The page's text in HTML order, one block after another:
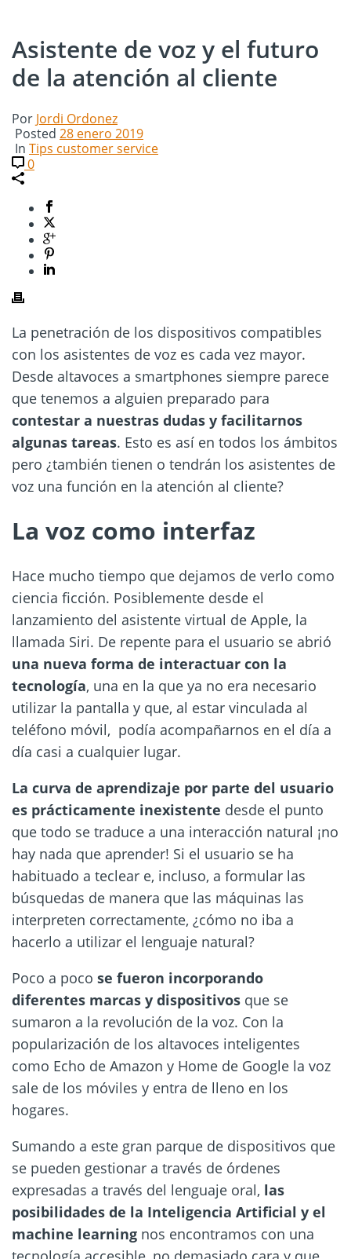
Asistente de voz y el futuro
de la atención al cliente
Por Jordi Ordonez
Posted 28 enero 2019
In Tips customer service
0
La penetración de los dispositivos compatibles
con los asistentes de voz es cada vez mayor.
Desde altavoces a smartphones siempre parece
que tenemos a alguien preparado para
contestar a nuestras dudas y facilitarnos
algunas tareas. Esto es así en todos los ámbitos
pero ¿también tienen o tendrán los asistentes de
voz una función en la atención al cliente?
La voz como interfaz
Hace mucho tiempo que dejamos de verlo como
ciencia ficción. Posiblemente desde el
lanzamiento del asistente virtual de Apple, la
llamada Siri. De repente para el usuario se abrió
una nueva forma de interactuar con la
tecnología, una en la que ya no era necesario
utilizar la pantalla y que, al estar vinculada al
teléfono móvil, podía acompañarnos en el día a
día casi a cualquier lugar.
La curva de aprendizaje por parte del usuario
es prácticamente inexistente desde el punto
que todo se traduce a una interacción natural ¡no
hay nada que aprender! Si el usuario se ha
habituado a teclear e, incluso, a formular las
búsquedas de manera que las máquinas las
interpreten correctamente, ¿cómo no iba a
hacerlo a utilizar el lenguaje natural?
Poco a poco se fueron incorporando
diferentes marcas y dispositivos que se
sumaron a la revolución de la voz. Con la
popularización de los altavoces inteligentes
como Echo de Amazon y Home de Google la voz
sale de los móviles y entra de lleno en los
hogares.
Sumando a este gran parque de dispositivos que
se pueden gestionar a través de órdenes
expresadas a través del lenguaje oral, las
posibilidades de la Inteligencia Artificial y el
machine learning nos encontramos con una